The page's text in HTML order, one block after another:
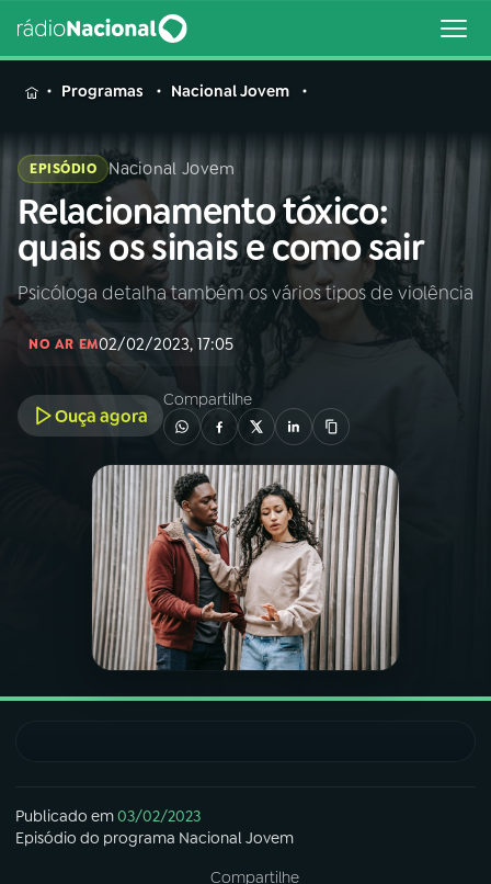
MENU
Buscar
na
Rádio
Nacional
Buscar
AO VIVO
01INÍCIO
A RÁDIO
PROGRAMAÇÃO
PROGRAMAS
07ÚLTIMAS
Programas Nacional Jovem
EPISÓDIO Nacional Jovem
Relacionamento tóxico:
quais os sinais e como sair
Psicóloga detalha também os vários tipos de violência
NO AR EM02/02/2023, 17:05
Ouça agora
Compartilhe
Publicado em03/02/2023
Episódio do programa Nacional Jovem
Compartilhe